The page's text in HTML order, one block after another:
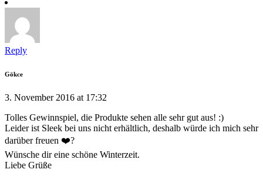
Reply
Gökce
3. November 2016 at 17:32
Tolles Gewinnspiel, die Produkte sehen alle sehr gut aus! :)
Leider ist Sleek bei uns nicht erhältlich, deshalb würde ich mich sehr
darüber freuen ❤️?
Wünsche dir eine schöne Winterzeit.
Liebe Grüße